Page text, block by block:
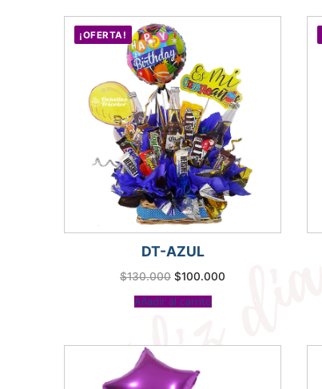
¡OFERTA!
DT-AZUL
$130.000 El
precio
original
era:
$100.000
Añadir al carrito